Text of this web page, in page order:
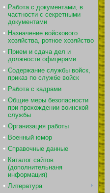
Работа с документами, в
частности с секретными
документами
Назначение войскового
хозяйства, ротное хозяйство
Прием и сдача дел и
должности офицерами
Содержание службы войск,
приказ по службе войск
Работа с кадрами
Общие меры безопасности
при прохождении воинской
службы
Организация работы
Военный юмор
Справочные данные
Каталог сайтов
(дополнительнаня
информация)
Литература